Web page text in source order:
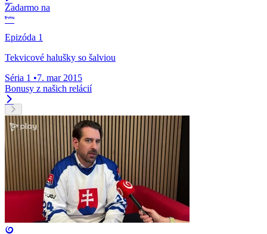
Zadarmo na
Epizóda 1
Tekvicové halušky so šalviou
Séria 1 •7. mar 2015
Bonusy z našich relácií